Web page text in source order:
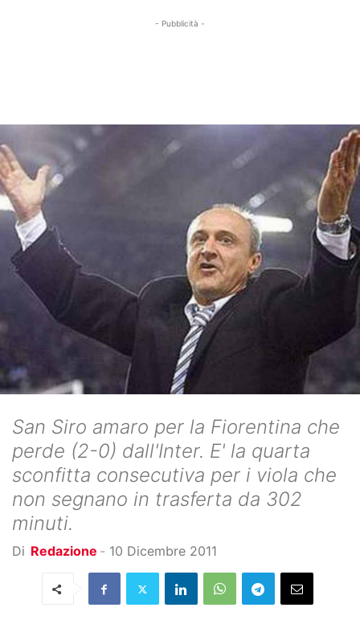
- Pubblicità -
San Siro amaro per la Fiorentina che
perde (2-0) dall'Inter. E' la quarta
sconfitta consecutiva per i viola che
non segnano in trasferta da 302
minuti.
Di Redazione - 10 Dicembre 2011